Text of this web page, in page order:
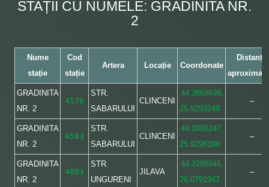
STAȚII CU NUMELE: GRADINITA NR.
2
Nume
stație
Cod
stație
Artera Locație Coordonate
Distanța
GRADINITA
NR. 2
4576
STR.
SABARULUI
CLINCENI
44.3868698,
25.9293249
–
GRADINITA
NR. 2
4583
STR.
SABARULUI
CLINCENI
44.3865247,
25.9298198
–
GRADINITA
NR. 2
4803
STR.
UNGURENI
JILAVA
44.3288945,
26.0791947
–